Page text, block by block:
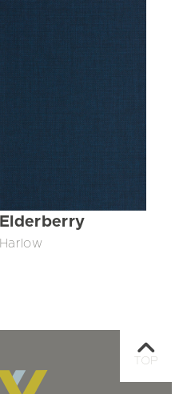
Elderberry
Harlow
TOP